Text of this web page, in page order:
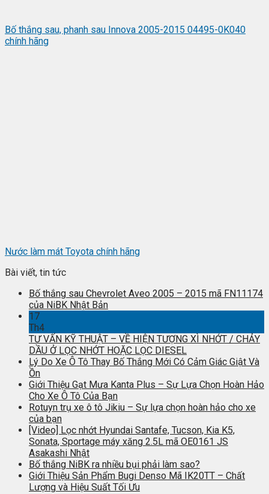
Bố thắng sau, phanh sau Innova 2005-2015 04495-0K040
chính hãng
Nước làm mát Toyota chính hãng
Bài viết, tin tức
Bố thắng sau Chevrolet Aveo 2005 – 2015 mã FN11174
của NiBK Nhật Bản
17
Th4
TƯ VẤN KỸ THUẬT – VỀ HIỆN TƯỢNG XÌ NHỚT / CHẢY
DẦU Ở LỌC NHỚT HOẶC LỌC DIESEL
Lý Do Xe Ô Tô Thay Bố Thắng Mới Có Cảm Giác Giật Và
Ồn
Giới Thiệu Gạt Mưa Kanta Plus – Sự Lựa Chọn Hoàn Hảo
Cho Xe Ô Tô Của Bạn
Rotuyn trụ xe ô tô Jikiu – Sự lựa chọn hoàn hảo cho xe
của bạn
[Video] Lọc nhớt Hyundai Santafe, Tucson, Kia K5,
Sonata, Sportage máy xăng 2.5L mã OE0161 JS
Asakashi Nhật
Bố thắng NiBK ra nhiều bụi phải làm sao?
Giới Thiệu Sản Phẩm Bugi Denso Mã IK20TT – Chất
Lượng và Hiệu Suất Tối Ưu